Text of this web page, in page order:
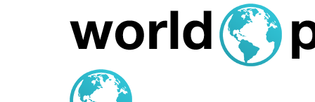
MARIUSZ ŁAMAGA 24.09.2025
Przepis na Chleb Pszenny